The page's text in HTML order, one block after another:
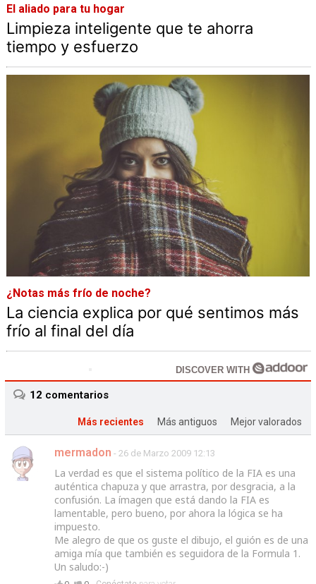
El aliado para tu hogar
Limpieza inteligente que te ahorra
tiempo y esfuerzo
¿Notas más frío de noche?
La ciencia explica por qué sentimos más
frío al final del día
DISCOVER WITH
12 comentarios
Más recientes Más antiguos Mejor valorados
mermadon - 26 de Marzo 2009 12:13
La verdad es que el sistema político de la FIA es una
auténtica chapuza y que arrastra, por desgracia, a la
confusión. La ímagen que está dando la FIA es
lamentable, pero bueno, por ahora la lógica se ha
impuesto.
Me alegro de que os guste el dibujo, el guión es de una
amiga mía que también es seguidora de la Formula 1.
Un saludo:-)